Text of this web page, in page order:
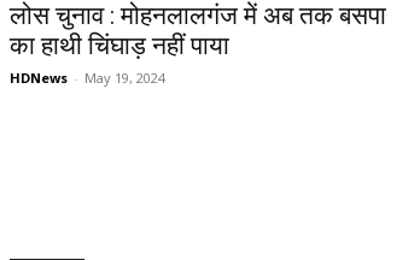
लोस चुनाव : मोहनलालगंज में अब तक बसपा
का हाथी चिंघाड़ नहीं पाया
HDNews - May 19, 2024